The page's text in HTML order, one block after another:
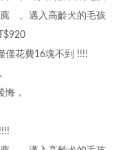
僅花費16塊不到 !!!!
悔，